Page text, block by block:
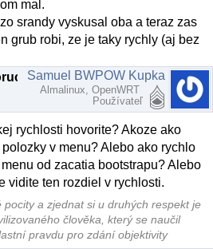
mal.
srandy vyskusal oba a teraz zas
grub robi, ze je taky rychly (aj bez
Re: Debian a horuca novinka..
Samuel BWPOW Kupka
Almalinux, OpenWRT
Používateľ
rychlosti hovorite? Akoze ako
v menu? Alebo ako rychlo
od zacatia bootstrapu? Alebo
vidite ten rozdiel v rychlosti.
pocity a zjednat si u druhých respekt je
člověka, který se naučil
pravdu pro zdání objektivity